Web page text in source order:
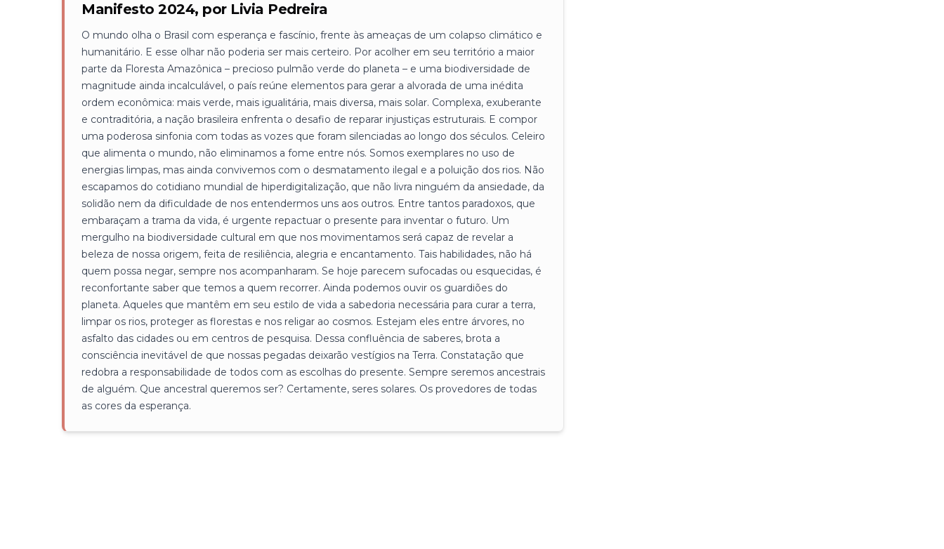
Manifesto 2024, por Livia Pedreira
O mundo olha o Brasil com esperança e fascínio, frente às ameaças de um colapso climático e
humanitário. E esse olhar não poderia ser mais certeiro. Por acolher em seu território a maior
parte da Floresta Amazônica – precioso pulmão verde do planeta – e uma biodiversidade de
magnitude ainda incalculável, o país reúne elementos para gerar a alvorada de uma inédita
ordem econômica: mais verde, mais igualitária, mais diversa, mais solar. Complexa, exuberante
e contraditória, a nação brasileira enfrenta o desafio de reparar injustiças estruturais. E compor
uma poderosa sinfonia com todas as vozes que foram silenciadas ao longo dos séculos. Celeiro
que alimenta o mundo, não eliminamos a fome entre nós. Somos exemplares no uso de
energias limpas, mas ainda convivemos com o desmatamento ilegal e a poluição dos rios. Não
escapamos do cotidiano mundial de hiperdigitalização, que não livra ninguém da ansiedade, da
solidão nem da dificuldade de nos entendermos uns aos outros. Entre tantos paradoxos, que
embaraçam a trama da vida, é urgente repactuar o presente para inventar o futuro. Um
mergulho na biodiversidade cultural em que nos movimentamos será capaz de revelar a
beleza de nossa origem, feita de resiliência, alegria e encantamento. Tais habilidades, não há
quem possa negar, sempre nos acompanharam. Se hoje parecem sufocadas ou esquecidas, é
reconfortante saber que temos a quem recorrer. Ainda podemos ouvir os guardiões do
planeta. Aqueles que mantêm em seu estilo de vida a sabedoria necessária para curar a terra,
limpar os rios, proteger as florestas e nos religar ao cosmos. Estejam eles entre árvores, no
asfalto das cidades ou em centros de pesquisa. Dessa confluência de saberes, brota a
consciência inevitável de que nossas pegadas deixarão vestígios na Terra. Constatação que
redobra a responsabilidade de todos com as escolhas do presente. Sempre seremos ancestrais
de alguém. Que ancestral queremos ser? Certamente, seres solares. Os provedores de todas
as cores da esperança.